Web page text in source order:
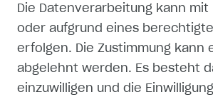
ZAHLUNG UND VERSAND
Die Datenverarbeitung kann mit
oder aufgrund eines
erfolgen. Die Zustimmung kann
abgelehnt werden. Es besteht
einzuwilligen und die